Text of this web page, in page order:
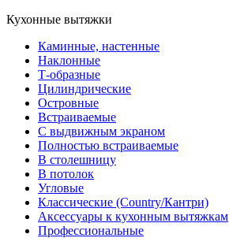
Кухонные вытяжки
Каминные, настенные
Наклонные
Т-образные
Цилиндрические
Островные
Встраиваемые
С выдвижным экраном
Полностью встраиваемые
В столешницу
В потолок
Угловые
Классические (Country/Кантри)
Аксессуары к кухонным вытяжкам
Профессиональные